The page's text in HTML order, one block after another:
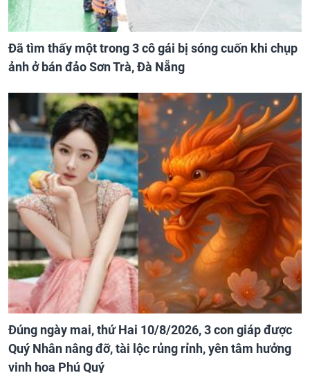
Đã tìm thấy một trong 3 cô gái bị sóng cuốn khi chụp
ảnh ở bán đảo Sơn Trà, Đà Nẵng
Đúng ngày mai, thứ Hai 10/8/2026, 3 con giáp được
Quý Nhân nâng đỡ, tài lộc rủng rỉnh, yên tâm hưởng
vinh hoa Phú Quý